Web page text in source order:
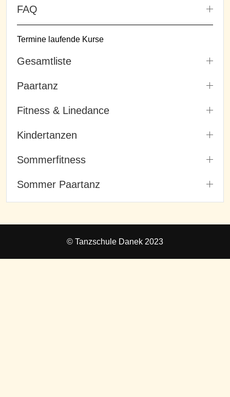
FAQ
Termine laufende Kurse
Gesamtliste
Paartanz
Fitness & Linedance
Kindertanzen
Sommerfitness
Sommer Paartanz
© Tanzschule Danek 2023